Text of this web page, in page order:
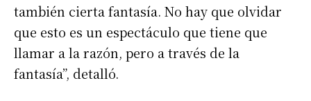
también cierta fantasía. No hay que olvidar
que esto es un espectáculo que tiene que
llamar a la razón, pero a través de la
fantasía”, detalló.